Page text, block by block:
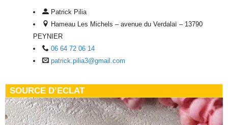
Patrick Pilia
Hameau Les Michels – avenue du Verdalaï – 13790
PEYNIER
06 64 72 06 14
patrick.pilia3@gmail.com
SOURCE D’ECLAT